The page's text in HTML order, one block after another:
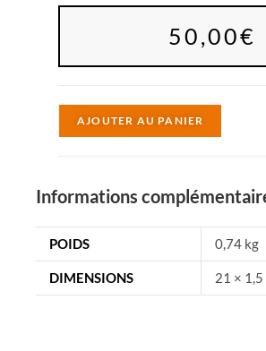
50,00€
AJOUTER AU PANIER
n
a
t
Informations
POIDS 0,74 kg
DIMENSIONS 21 ×